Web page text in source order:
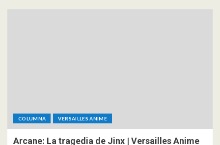
COLUMNA VERSAILLES ANIME
Arcane: La tragedia de Jinx | Versailles Anime